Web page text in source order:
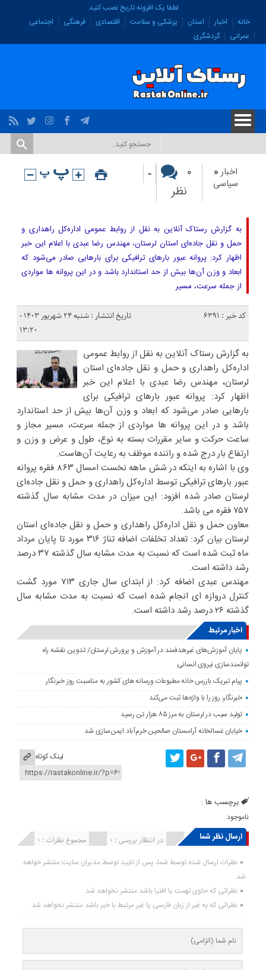
لطفا یک افزونه تاریخ نصب کنید.
خانه
اخبار استان پزشکی و سلامت اقتصادی فرهنگی
اجتماعی
عمرانی
گردشگری
اخبار«
سیاسی
۰
نظر
-
به گزارش رستاک آنلاین به نقل از روابط عمومی اداره‌کل راهداری و
حمل و نقل جاده‌ای استان لرستان، مهندس رضا عبدی با اعلام این خبر
اظهار کرد: پروانه عبور بارهای ترافیکی برای بارهایی صادر می‌شود که
ابعاد و وزن آن‌ها بیش از حد استاندارد باشد و در این پروانه‌ ها مواردی
از جمله سرعت، مسیر
کد خبر : 6391
تاریخ انتشار : شنبه ۲۴ شهریور ۱۴۰۳ -
۱۳:۲۰
به گزارش رستاک آنلاین به نقل از روابط عمومی
اداره‌کل راهداری و حمل و نقل جاده‌ای استان
لرستان، مهندس رضا عبدی با اعلام این خبر
اظهار کرد: پروانه عبور بارهای ترافیکی برای
بارهایی صادر می‌شود که ابعاد و وزن آن‌ها بیش از حد استاندارد
باشد و در این پروانه‌ ها مواردی از جمله سرعت، مسیر مجاز و
ساعت حرکت و سایر مقررات بسته به نوع، طول و عرض و وزن و
ارتفاع بار درج شده و راننده موظف به رعایت آن‌هاست.
وی با اشاره به اینکه در شش ماهه نخست امسال ۸۶۳ فقره پروانه
عبور بارهای ترافیکی توسط اداره‌کل راهداری و حمل و نقل جاده‌ای
لرستان صادر شده افزود: این میزان در مدت مشابه سال گذشته
۷۵۷ فقره می باشد.
معاون حمل و نقل اداره‌کل راهداری و حمل و نقل جاده‌ای استان
لرستان بیان کرد: تعداد تخلفات اضافه تناژ ۳۱۶ مورد تا پایان مرداد
ماه ثبت شده است که نسبت به مدت مشابه سال گذشته ۳۷ درصد
رشد داشته است.
مهندس عبدی اضافه کرد: از ابتدای سال جاری ۷۱۳ مورد گشت
کنترل دروازه ای انجام شده است که نسبت به مدت مشابه سال
گذشته ۲۶ درصد رشد داشته است.
اخبار مرتبط
پایان آموزش‌های غیرهدفمند در آموزش و پرورش لرستان/ تدوین نقشه راه
توانمندسازی نیروی انسانی
پیام تبریک بازرس خانه مطبوعات ورسانه های کشور به مناسبت روز خبرنگار
خبرنگار، روز را با واژه‌ها ثبت می‌کند
تولید سیب در لرستان به مرز ۸۵ هزار تن رسید
خیابان غسالخانه آرامستان صالحین خرم‌آباد ایمن‌سازی شد
لینک کوتاه
برچسب ها :
ناموجود
ارسال نظر شما مجموع نظرات : 0 در انتظار بررسی : 0 انتشار یافته : ۰
نظرات ارسال شده توسط شما، پس از تایید توسط مدیران سایت منتشر خواهد
شد.
نظراتی که حاوی تهمت یا افترا باشد منتشر نخواهد شد.
نظراتی که به غیر از زبان فارسی یا غیر مرتبط با خبر باشد منتشر نخواهد شد.